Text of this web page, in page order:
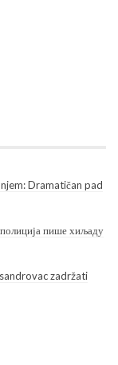
Dramatičan pad
пише хиљаду
zadržati